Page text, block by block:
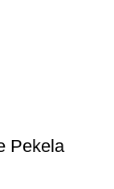
Pekela